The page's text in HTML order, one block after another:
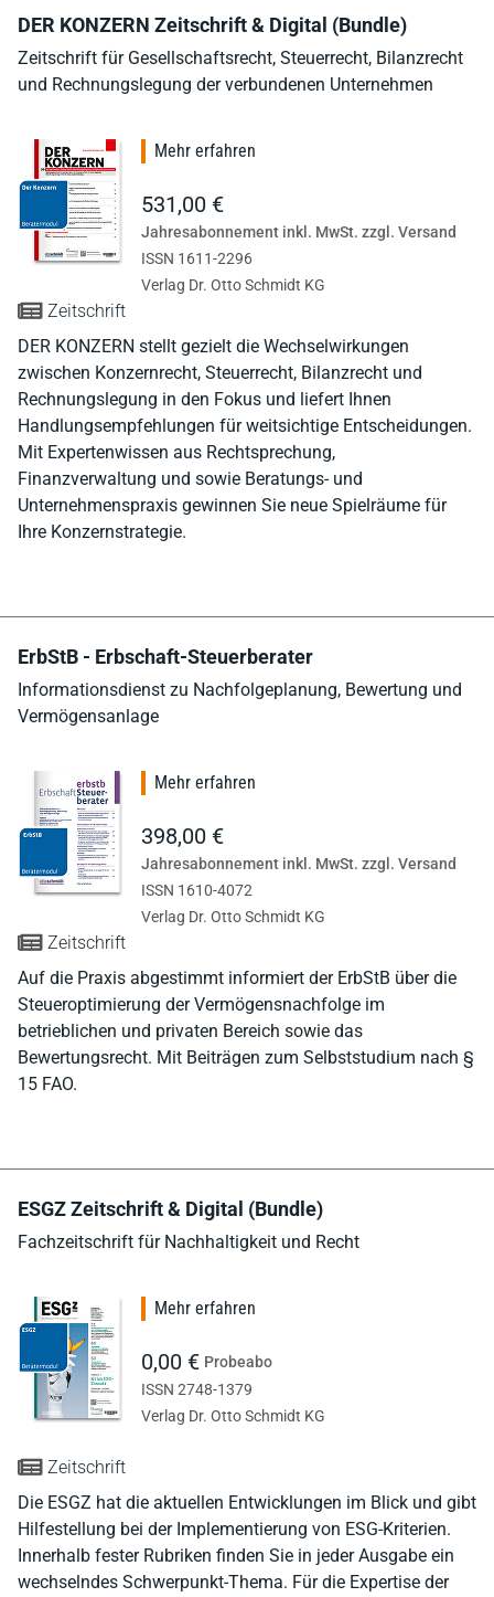
DER KONZERN Zeitschrift & Digital (Bundle)
Zeitschrift für Gesellschaftsrecht, Steuerrecht, Bilanzrecht
und Rechnungslegung der verbundenen Unternehmen
Zeitschrift
DER KONZERN stellt gezielt die Wechselwirkungen
zwischen Konzernrecht, Steuerrecht, Bilanzrecht und
Rechnungslegung in den Fokus und liefert Ihnen
Handlungsempfehlungen für weitsichtige Entscheidungen.
Mit Expertenwissen aus Rechtsprechung,
Finanzverwaltung und sowie Beratungs- und
Unternehmenspraxis gewinnen Sie neue Spielräume für
Ihre Konzernstrategie.
Mehr erfahren
531,00 €
Jahresabonnement inkl. MwSt. zzgl. Versand
ISSN 1611-2296
Verlag Dr. Otto Schmidt KG
ErbStB - Erbschaft-Steuerberater
Informationsdienst zu Nachfolgeplanung, Bewertung und
Vermögensanlage
Zeitschrift
Auf die Praxis abgestimmt informiert der ErbStB über die
Steueroptimierung der Vermögensnachfolge im
betrieblichen und privaten Bereich sowie das
Bewertungsrecht. Mit Beiträgen zum Selbststudium nach §
15 FAO.
Mehr erfahren
398,00 €
Jahresabonnement inkl. MwSt. zzgl. Versand
ISSN 1610-4072
Verlag Dr. Otto Schmidt KG
ESGZ Zeitschrift & Digital (Bundle)
Fachzeitschrift für Nachhaltigkeit und Recht
Zeitschrift
Die ESGZ hat die aktuellen Entwicklungen im Blick und gibt
Hilfestellung bei der Implementierung von ESG-Kriterien.
Innerhalb fester Rubriken finden Sie in jeder Ausgabe ein
wechselndes Schwerpunkt-Thema. Für die Expertise der
Mehr erfahren
0,00 € Probeabo
ISSN 2748-1379
Verlag Dr. Otto Schmidt KG